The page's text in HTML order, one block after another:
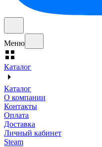
Меню
Каталог
Каталог
О компании
Контакты
Оплата
Доставка
Личный кабинет
Steam